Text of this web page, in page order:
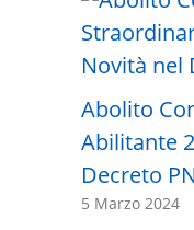
Abolito
Abilitante
Decreto
5 Marzo 2024